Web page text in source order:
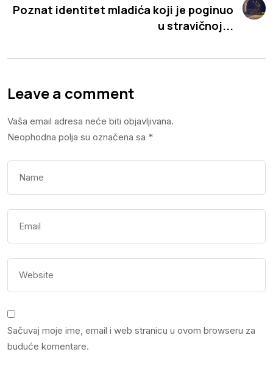
Poznat identitet mladića koji je poginuo
u stravičnoj...
Leave a comment
Vaša email adresa neće biti objavljivana.
Neophodna polja su označena sa *
Sačuvaj moje ime, email i web stranicu u ovom browseru za
buduće komentare.